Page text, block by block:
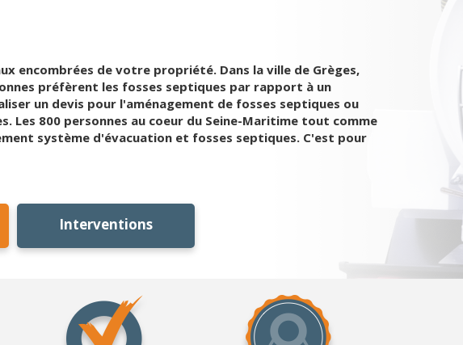
encombrées de votre propriété. Dans la ville de Grèges,
préfèrent les fosses septiques par rapport à un
un devis pour l'aménagement de fosses septiques ou
800 personnes au coeur du Seine-Maritime tout comme
système d'évacuation et fosses septiques. C'est pour
Interventions